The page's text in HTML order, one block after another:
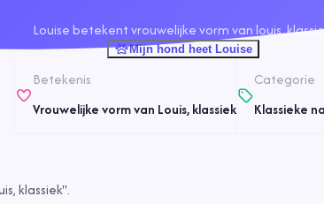
Louise betekent vrouwelijke vorm van louis,
Mijn hond heet Louise
Betekenis
Vrouwelijke vorm van Louis, klassiek
Categorie
Klassieke
klassiek".